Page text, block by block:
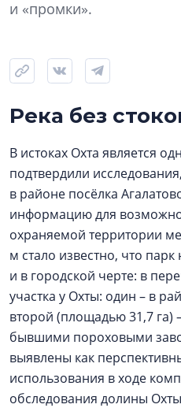
и «промки».
Река без
В истоках Охта является
подтвердили
в районе посёлка
информацию для
охраняемой территории
м стало известно, что
и в городской черте: в
участка у Охты: один – в
второй (площадью 31,7 га)
бывшими пороховыми
выявлены как
использования в ходе
обследования долины